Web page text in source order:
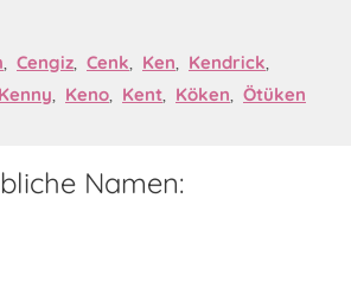
, Cengiz, Cenk, Ken, Kendrick,
Kenny, Keno, Kent, Köken, Ötüken
Namen: